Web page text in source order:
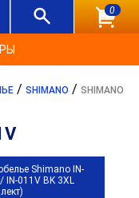
0
/ SHIMANO / SHIMANO
Shimano IN-
IN-011V BK 3XL